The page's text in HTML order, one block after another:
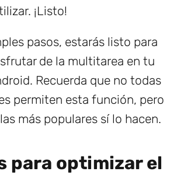
¡Listo!
pasos, estarás listo para
de la multitarea en tu
Recuerda que no todas
permiten esta función, pero
más populares sí lo hacen.
para optimizar el